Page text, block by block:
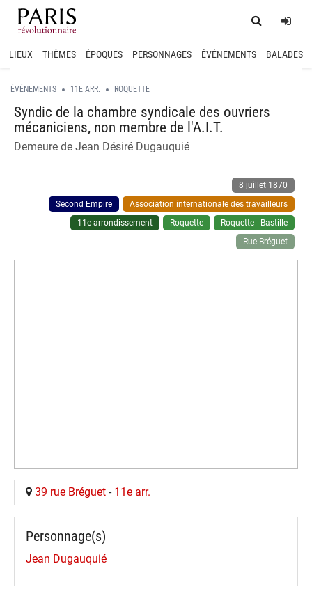
Home
LIEUX THÈMES ÉPOQUES PERSONNAGES ÉVÉNEMENTS BALADES
ÉVÉNEMENTS 11E ARR. ROQUETTE
Syndic de la chambre syndicale des ouvriers
mécaniciens, non membre de l'A.I.T.
Demeure de Jean Désiré Dugauquié
8 juillet 1870
Second Empire
Association internationale des travailleurs
11e arrondissement
Roquette
Roquette - Bastille
Rue Bréguet
39 rue Bréguet - 11e arr.
Personnage(s)
Jean Dugauquié